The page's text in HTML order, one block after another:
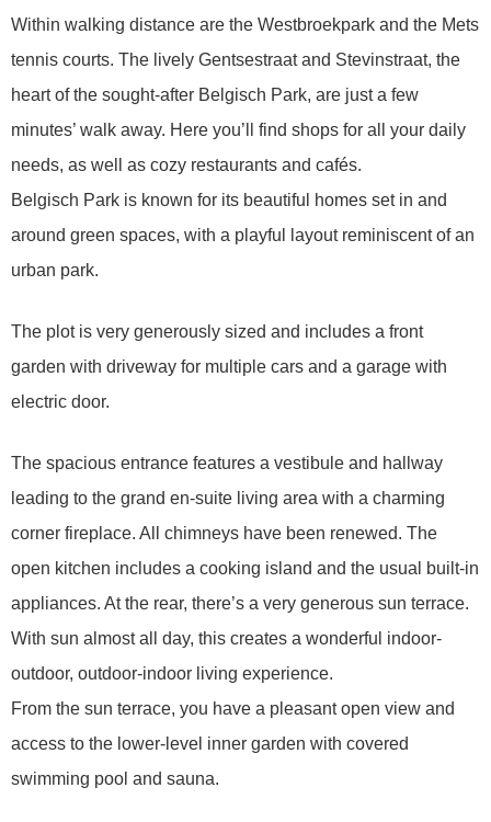
Within walking distance are the Westbroekpark and the Mets
tennis courts. The lively Gentsestraat and Stevinstraat, the
heart of the sought-after Belgisch Park, are just a few
minutes’ walk away. Here you’ll find shops for all your daily
needs, as well as cozy restaurants and cafés.
Belgisch Park is known for its beautiful homes set in and
around green spaces, with a playful layout reminiscent of an
urban park.
The plot is very generously sized and includes a front
garden with driveway for multiple cars and a garage with
electric door.
The spacious entrance features a vestibule and hallway
leading to the grand en-suite living area with a charming
corner fireplace. All chimneys have been renewed. The
open kitchen includes a cooking island and the usual built-in
appliances. At the rear, there’s a very generous sun terrace.
With sun almost all day, this creates a wonderful indoor-
outdoor, outdoor-indoor living experience.
From the sun terrace, you have a pleasant open view and
access to the lower-level inner garden with covered
swimming pool and sauna.